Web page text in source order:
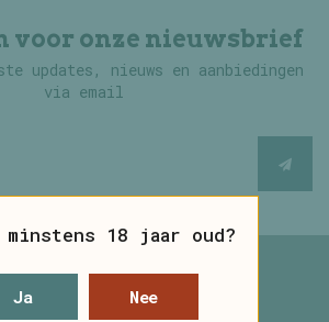
voor onze nieuwsbrief
updates, nieuws en aanbiedingen
via email
18 jaar oud?
Ja Nee